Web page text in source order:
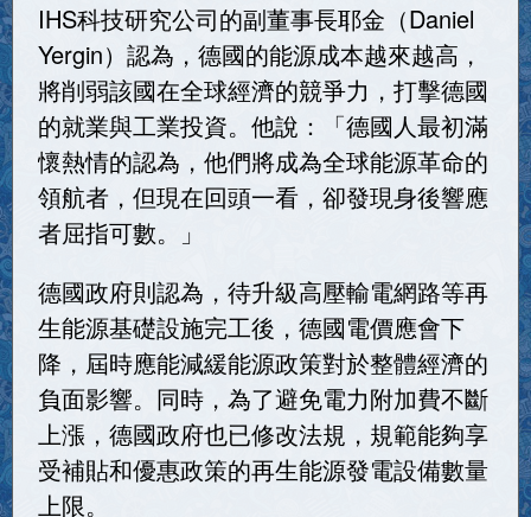
IHS科技研究公司的副董事長耶金（Daniel
Yergin）認為，德國的能源成本越來越高，
將削弱該國在全球經濟的競爭力，打擊德國
的就業與工業投資。他說：「德國人最初滿
懷熱情的認為，他們將成為全球能源革命的
領航者，但現在回頭一看，卻發現身後響應
者屈指可數。」
德國政府則認為，待升級高壓輸電網路等再
生能源基礎設施完工後，德國電價應會下
降，屆時應能減緩能源政策對於整體經濟的
負面影響。同時，為了避免電力附加費不斷
上漲，德國政府也已修改法規，規範能夠享
受補貼和優惠政策的再生能源發電設備數量
上限。